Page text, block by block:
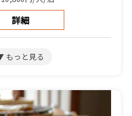
詳細
【別館和洋室】和室9畳＋
洋室4.5畳（バス・トイレ
宿泊人数：1～5人
10,800円/人/泊 ～